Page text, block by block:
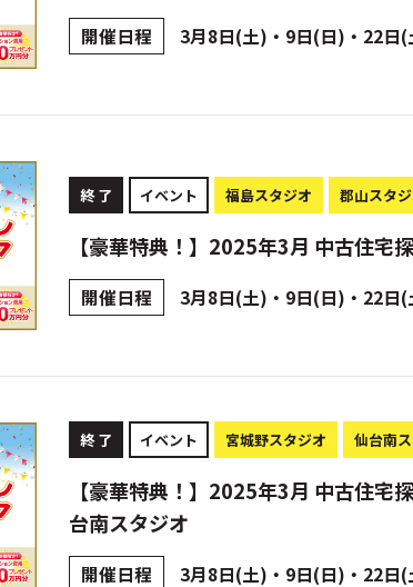
開催日程 3月8日(土)・9日(日)・22日
終 了 イベント 福島スタジオ 郡山スタ
【豪華特典！】2025年3月 中古住宅
開催日程 3月8日(土)・9日(日)・22日
終 了 イベント 宮城野スタジオ 仙台南
【豪華特典！】2025年3月 中古住宅
台南スタジオ
開催日程 3月8日(土)・9日(日)・22日